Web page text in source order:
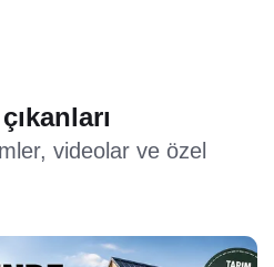
videolar ve özel